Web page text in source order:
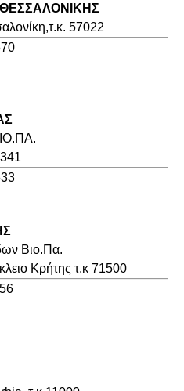
57022
Βιο.Πα.
Κρήτης τ.κ 71500